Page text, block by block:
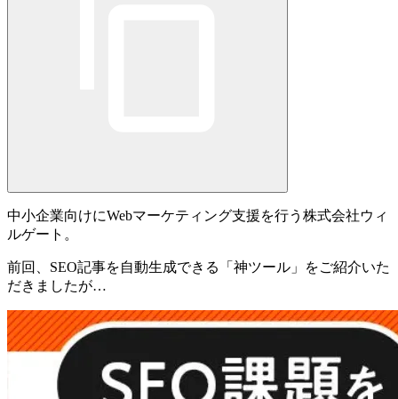
中小企業向けにWebマーケティング支援を行う 株式会社ウィ
ルゲート。
前回、SEO記事を自動生成できる「神ツール」をご紹介いた
だきましたが…